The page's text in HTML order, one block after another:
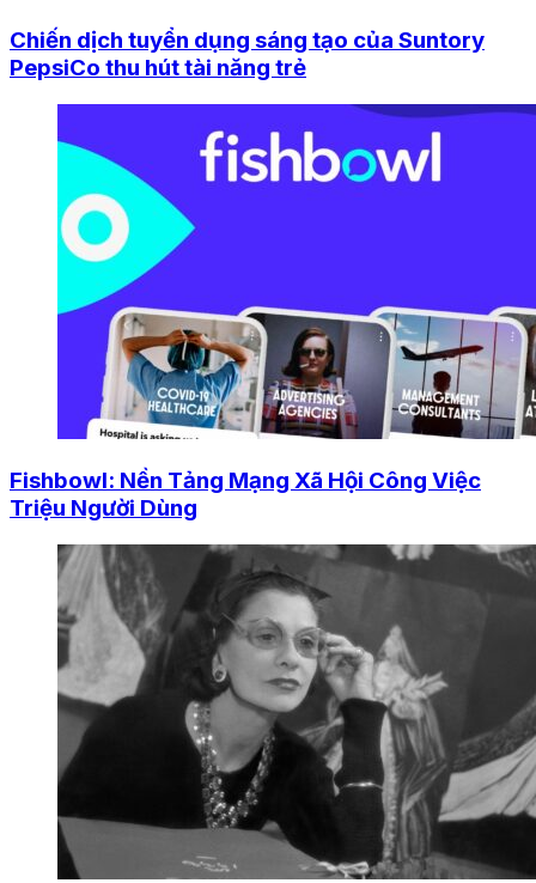
Chiến dịch tuyển dụng sáng tạo của Suntory
PepsiCo thu hút tài năng trẻ
Fishbowl: Nền Tảng Mạng Xã Hội Công Việc
Triệu Người Dùng